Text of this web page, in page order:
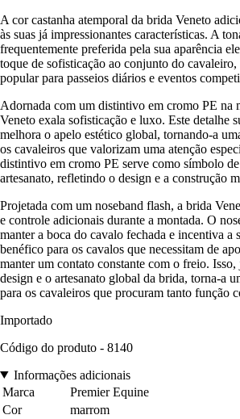
A cor castanha atemporal da brida Veneto
às suas já impressionantes características. A
frequentemente preferida pela sua aparência
toque de sofisticação ao conjunto do
popular para passeios diários e eventos
Adornada com um distintivo em cromo PE na
Veneto exala sofisticação e luxo. Este detalhe
melhora o apelo estético global, tornando-a
os cavaleiros que valorizam uma atenção
distintivo em cromo PE serve como símbolo
artesanato, refletindo o design e a construção
Projetada com um noseband flash, a brida
e controle adicionais durante a montada. O
manter a boca do cavalo fechada e incentiva a
benéfico para os cavalos que necessitam de
manter um contato constante com o freio.
design e o artesanato global da brida, torna-a
para os cavaleiros que procuram tanto função
Importado
Código do produto - 8140
Informações adicionais
Marca
Premier Equine
Cor
marrom